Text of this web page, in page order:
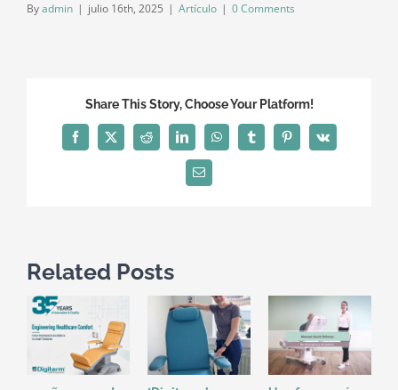
Byadmin | julio 16th, 2025 | Artículo | 0 Comments
Share This Story, Choose Your Platform!
Facebook
X Reddit LinkedInWhatsAppTumblrPinterest
Vk
Email
Related Posts